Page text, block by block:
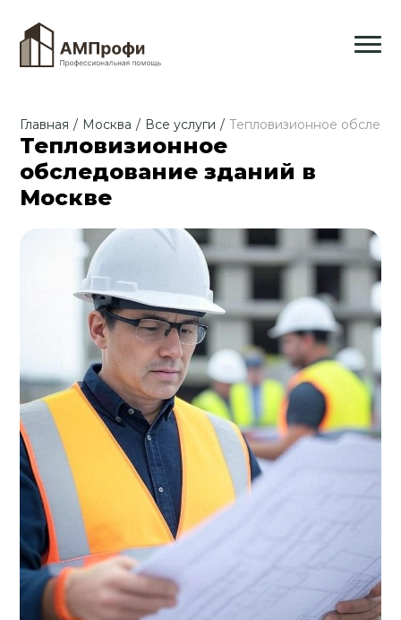
Главная / Москва / Все услуги / Тепловизионное
Тепловизионное
обследование зданий в
Москве